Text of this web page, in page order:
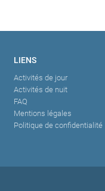
LIENS
Activités de jour
Activités de nuit
FAQ
Mentions légales
Politique de confidentialité